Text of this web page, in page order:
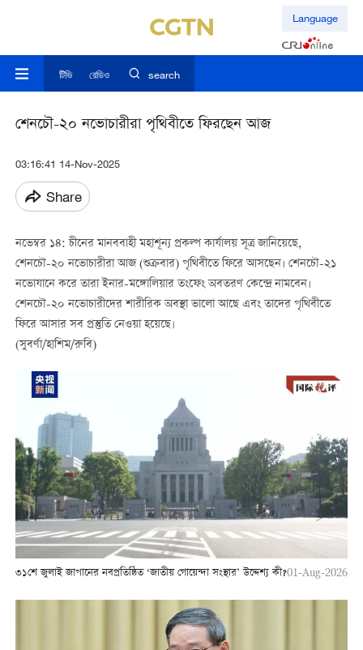
Language
টিভি রেডিও search
শেনচৌ-২০ নভোচারীরা পৃথিবীতে ফিরছেন আজ
03:16:41 14-Nov-2025
Share
নভেম্বর ১৪: চীনের মানববাহী মহাশূন্য প্রকল্প কার্যালয় সূত্র জানিয়েছে,
শেনচৌ-২০ নভোচারীরা আজ (শুক্রবার) পৃথিবীতে ফিরে আসছেন। শেনচৌ-২১
নভোযানে করে তারা ইনার-মঙ্গোলিয়ার তংফেং অবতরণ কেন্দ্রে নামবেন।
শেনচৌ-২০ নভোচারীদের শারীরিক অবস্থা ভালো আছে এবং তাদের পৃথিবীতে
ফিরে আসার সব প্রস্তুতি নেওয়া হয়েছে।
(সুবর্ণা/হাশিম/রুবি)
৩১শে জুলাই জাপানের নবপ্রতিষ্ঠিত ‘জাতীয় গোয়েন্দা সংস্থার’ উদ্দেশ্য কী?01-Aug-2026